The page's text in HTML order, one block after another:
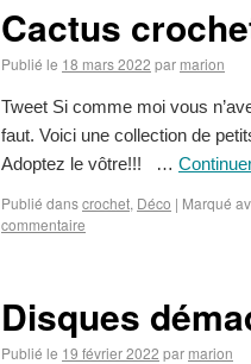
Cactus
Publié le 18 mars 2022 par marion
Tweet Si comme moi vous
faut. Voici une collection de
Adoptez le vôtre!!! …
Publié danscrochet, Déco | Marqué
commentaire
Disques
Publié le 19 février 2022 par marion